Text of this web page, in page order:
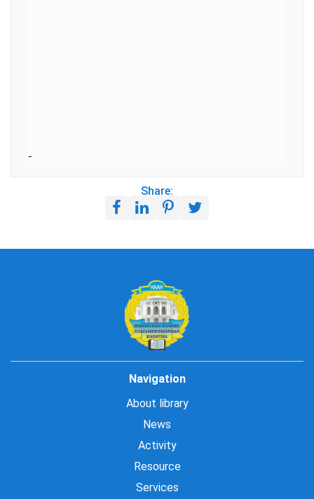
Share:
Navigation
About library
News
Activity
Resource
Services